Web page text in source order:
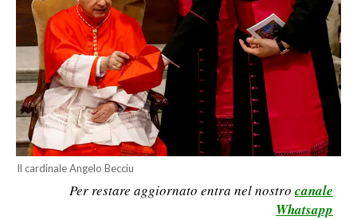
RISULTATI E CLASSIFICHE
CALCIO
CALCIO REGIONALE
BASKET
VOLLEY
MOTORI
TENNIS
ALTRI SPORT
Il cardinale Angelo Becciu
Per restare aggiornato entra nel nostro canale
Whatsapp